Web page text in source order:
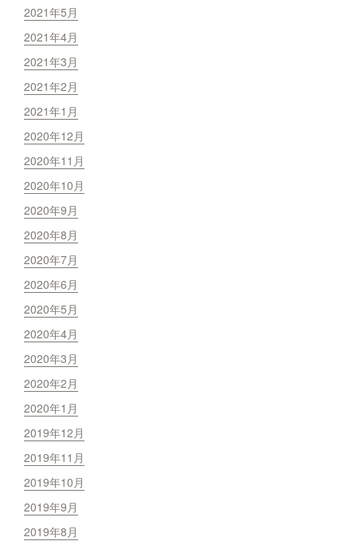
2021年5月
2021年4月
2021年3月
2021年2月
2021年1月
2020年12月
2020年11月
2020年10月
2020年9月
2020年8月
2020年7月
2020年6月
2020年5月
2020年4月
2020年3月
2020年2月
2020年1月
2019年12月
2019年11月
2019年10月
2019年9月
2019年8月